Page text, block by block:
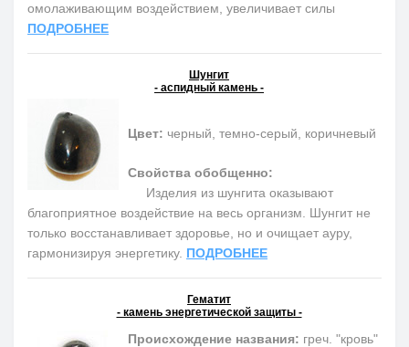
омолаживающим воздействием, увеличивает силы
ПОДРОБНЕЕ
Шунгит
- аспидный камень -
Цвет: черный, темно-серый, коричневый
Свойства обобщенно:
Изделия из шунгита оказывают
благоприятное воздействие на весь организм. Шунгит не
только восстанавливает здоровье, но и очищает ауру,
гармонизируя энергетику. ПОДРОБНЕЕ
Гематит
- камень энергетической защиты -
Происхождение названия: греч. "кровь"